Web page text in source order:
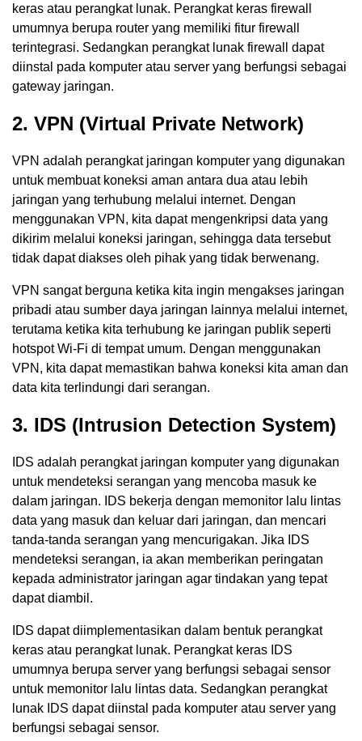
keras atau perangkat lunak. Perangkat keras firewall
umumnya berupa router yang memiliki fitur firewall
terintegrasi. Sedangkan perangkat lunak firewall dapat
diinstal pada komputer atau server yang berfungsi sebagai
gateway jaringan.
2. VPN (Virtual Private Network)
VPN adalah perangkat jaringan komputer yang digunakan
untuk membuat koneksi aman antara dua atau lebih
jaringan yang terhubung melalui internet. Dengan
menggunakan VPN, kita dapat mengenkripsi data yang
dikirim melalui koneksi jaringan, sehingga data tersebut
tidak dapat diakses oleh pihak yang tidak berwenang.
VPN sangat berguna ketika kita ingin mengakses jaringan
pribadi atau sumber daya jaringan lainnya melalui internet,
terutama ketika kita terhubung ke jaringan publik seperti
hotspot Wi-Fi di tempat umum. Dengan menggunakan
VPN, kita dapat memastikan bahwa koneksi kita aman dan
data kita terlindungi dari serangan.
3. IDS (Intrusion Detection System)
IDS adalah perangkat jaringan komputer yang digunakan
untuk mendeteksi serangan yang mencoba masuk ke
dalam jaringan. IDS bekerja dengan memonitor lalu lintas
data yang masuk dan keluar dari jaringan, dan mencari
tanda-tanda serangan yang mencurigakan. Jika IDS
mendeteksi serangan, ia akan memberikan peringatan
kepada administrator jaringan agar tindakan yang tepat
dapat diambil.
IDS dapat diimplementasikan dalam bentuk perangkat
keras atau perangkat lunak. Perangkat keras IDS
umumnya berupa server yang berfungsi sebagai sensor
untuk memonitor lalu lintas data. Sedangkan perangkat
lunak IDS dapat diinstal pada komputer atau server yang
berfungsi sebagai sensor.